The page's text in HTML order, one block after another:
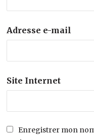
Adresse e-mail
Site Internet
Enregistrer mon